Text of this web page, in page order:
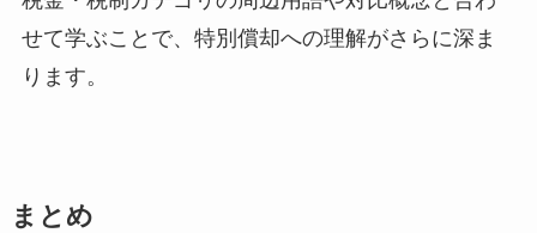
せて学ぶことで、特別償却への理解がさらに深ま
ります。
まとめ